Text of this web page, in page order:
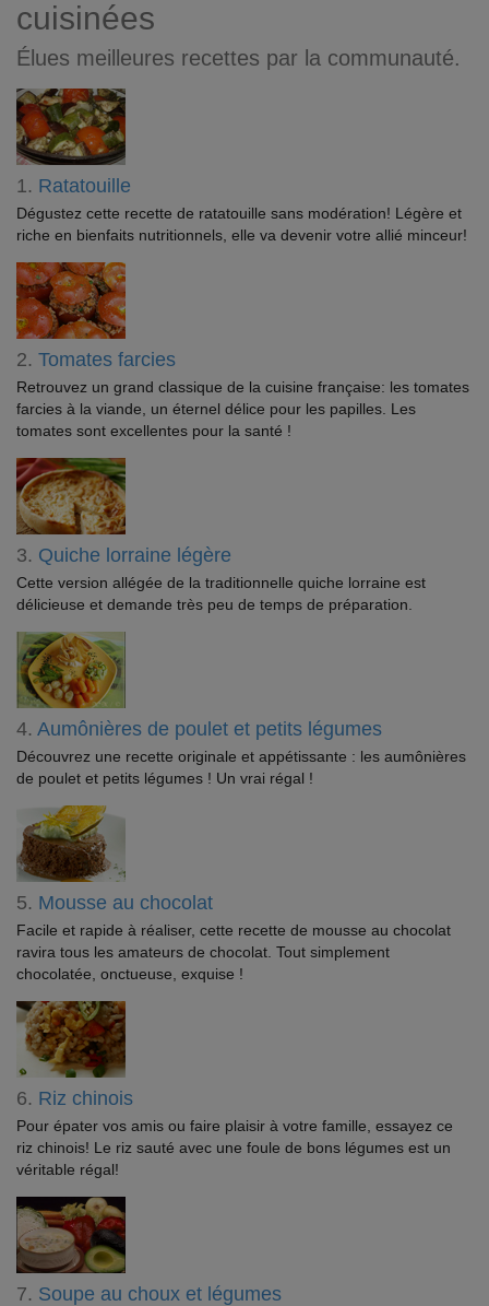
cuisinées
Élues meilleures recettes par la communauté.
1. Ratatouille
Dégustez cette recette de ratatouille sans modération! Légère et
riche en bienfaits nutritionnels, elle va devenir votre allié minceur!
2. Tomates farcies
Retrouvez un grand classique de la cuisine française: les tomates
farcies à la viande, un éternel délice pour les papilles. Les
tomates sont excellentes pour la santé !
3. Quiche lorraine légère
Cette version allégée de la traditionnelle quiche lorraine est
délicieuse et demande très peu de temps de préparation.
4. Aumônières de poulet et petits légumes
Découvrez une recette originale et appétissante : les aumônières
de poulet et petits légumes ! Un vrai régal !
5. Mousse au chocolat
Facile et rapide à réaliser, cette recette de mousse au chocolat
ravira tous les amateurs de chocolat. Tout simplement
chocolatée, onctueuse, exquise !
6. Riz chinois
Pour épater vos amis ou faire plaisir à votre famille, essayez ce
riz chinois! Le riz sauté avec une foule de bons légumes est un
véritable régal!
7. Soupe au choux et légumes